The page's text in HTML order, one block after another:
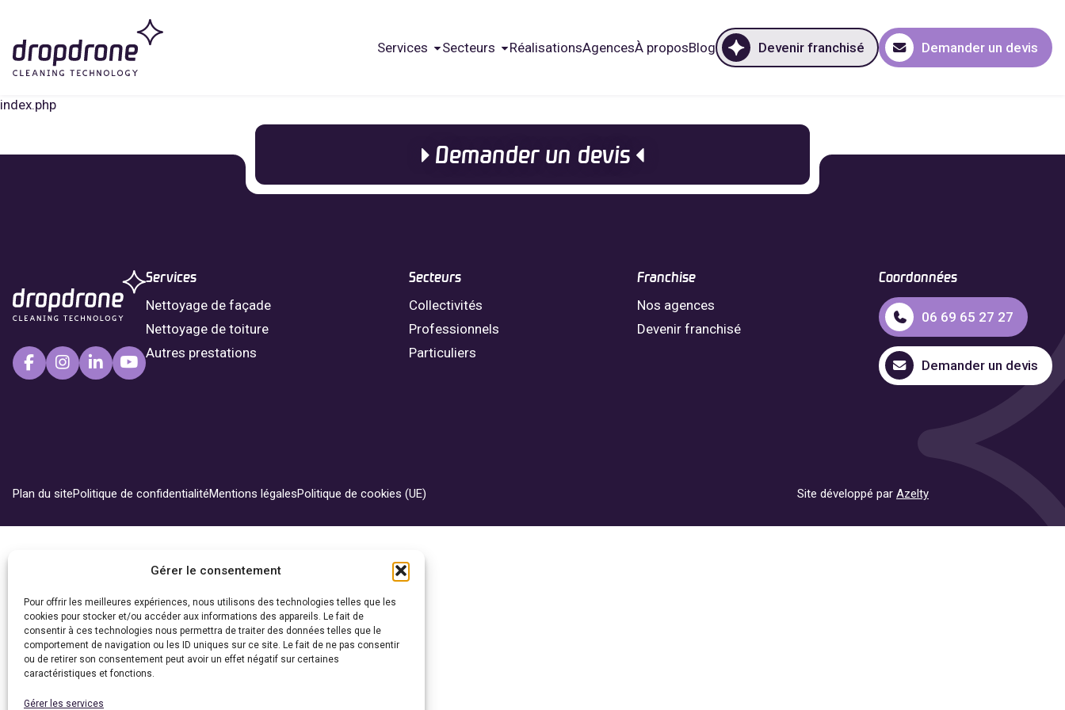
Gérer le consentement
Pour offrir les meilleures expériences, nous utilisons des technologies telles que les
cookies pour stocker et/ou accéder aux informations des appareils. Le fait de
consentir à ces technologies nous permettra de traiter des données telles que le
comportement de navigation ou les ID uniques sur ce site. Le fait de ne pas consentir
ou de retirer son consentement peut avoir un effet négatif sur certaines
caractéristiques et fonctions.
Gérer les services
Services Secteurs RéalisationsAgencesÀ proposBlog Devenir franchisé Demander un devis
index.php
Demander un devis
Services
Nettoyage de façade
Nettoyage de toiture
Autres prestations
Secteurs
Collectivités
Professionnels
Particuliers
Franchise
Nos agences
Devenir franchisé
Coordonnées
06 69 65 27 27
Demander un devis
Plan du sitePolitique de confidentialitéMentions légalesPolitique de cookies (UE) Site développé par Azelty